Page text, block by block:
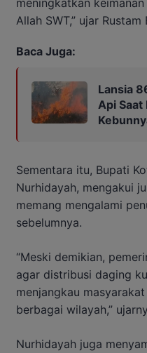
Allah SWT,” ujar Rustam
Baca Juga:
Lansia
Api Saat
Sementara itu, Bupati
Nurhidayah, mengakui
memang mengalami
sebelumnya.
“Meski demikian,
agar distribusi daging
menjangkau
berbagai wilayah,”
Nurhidayah juga